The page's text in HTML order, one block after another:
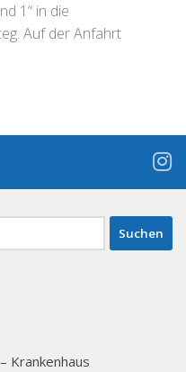
1“ in die
Auf der Anfahrt
Krankenhaus